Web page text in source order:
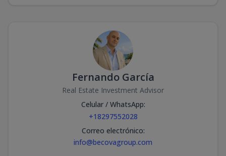
Fernando García
Real Estate Investment Advisor
Celular / WhatsApp:
+18297552028
Correo electrónico:
info@becovagroup.com